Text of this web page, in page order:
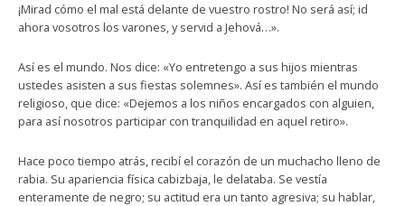
¡Mirad cómo el mal está delante de vuestro rostro! No será así; id
ahora vosotros los varones, y servid a Jehová…».
Así es el mundo. Nos dice: «Yo entretengo a sus hijos mientras
ustedes asisten a sus fiestas solemnes». Así es también el mundo
religioso, que dice: «Dejemos a los niños encargados con alguien,
para así nosotros participar con tranquilidad en aquel retiro».
Hace poco tiempo atrás, recibí el corazón de un muchacho lleno de
rabia. Su apariencia física cabizbaja, le delataba. Se vestía
enteramente de negro; su actitud era un tanto agresiva; su hablar,